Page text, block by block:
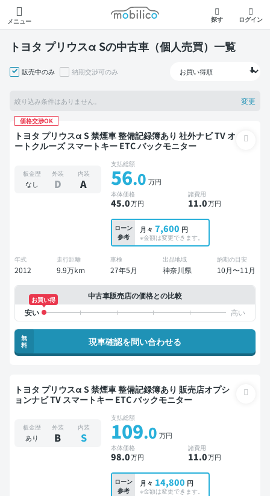
メニュー
モビリコ
探す ログイン
トヨタ プリウスα Sの中古車（個人売買）一覧
販売中のみ 納期交渉可のみ
絞り込み条件はありません。 変更
価格交渉OK
トヨタ プリウスα S 禁煙車 整備記録簿あり 社外ナビ TV オ
ートクルーズ スマートキー ETC バックモニター
板金歴
なし
外装
D
内装
A
支払総額
56.0 万円
本体価格
45.0万円
諸費用
11.0万円
ローン
参考
月々 7,600 円
※金額は変更できます。
年式
2012
走行距離
9.9万km
車検
27年5月
出品地域
神奈川県
納期の目安
10月〜11月
中古車販売店の価格との比較
お買い得
無
料
現車確認を問い合わせる
トヨタ プリウスα S 禁煙車 整備記録簿あり 販売店オプシ
ョンナビ TV スマートキー ETC バックモニター
板金歴
あり
外装
B
内装
S
支払総額
109.0 万円
本体価格
98.0万円
諸費用
11.0万円
ローン
参考
月々 14,800 円
※金額は変更できます。